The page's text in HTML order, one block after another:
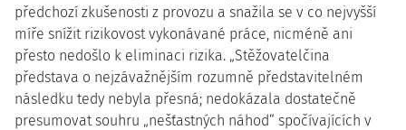
předchozí zkušenosti z provozu a snažila se v co nejvyšší
míře snížit rizikovost vykonávané práce, nicméně ani
přesto nedošlo k eliminaci rizika. „Stěžovatelčina
představa o nejzávažnějším rozumně představitelném
následku tedy nebyla přesná; nedokázala dostatečně
presumovat souhru „nešťastných náhod“ spočívajících v